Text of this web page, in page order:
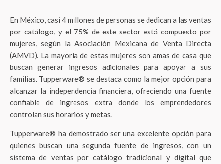
En México, casi 4 millones de personas se dedican a las ventas
por catálogo, y el 75% de este sector está compuesto por
mujeres, según la Asociación Mexicana de Venta Directa
(AMVD). La mayoría de estas mujeres son amas de casa que
buscan generar ingresos adicionales para apoyar a sus
familias. Tupperware® se destaca como la mejor opción para
alcanzar la independencia financiera, ofreciendo una fuente
confiable de ingresos extra donde los emprendedores
controlan sus horarios y metas.
Tupperware® ha demostrado ser una excelente opción para
quienes buscan una segunda fuente de ingresos, con un
sistema de ventas por catálogo tradicional y digital que